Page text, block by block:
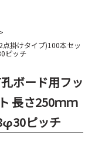
掛けタイプ)100本セッ
ピッチ
ボード用フッ
長さ250ｍｍ
ピッチ